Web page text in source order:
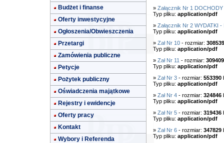
Budżet i finanse
Oferty inwestycyjne
Ogłoszenia/Obwieszczenia
Przetargi
Zamówienia publiczne
Petycje
Pożytek publiczny
Oświadczenia majątkowe
Rejestry i ewidencje
Oferty pracy
Kontakt
Wybory i Referenda
» Załącznik Nr 1
Typ pliku: application/pdf
» Załącznik Nr 2 WYDATKI
Typ pliku: application/pdf
» Zał Nr 10- rozmiar: 308539
Typ pliku: application/pdf
» Zał Nr 11 - rozmiar: 309409
Typ pliku: application/pdf
» Zał Nr 3 - rozmiar: 553390
Typ pliku: application/pdf
» Zał Nr 4- rozmiar: 324846
Typ pliku: application/pdf
» Zał Nr 5- rozmiar: 319436
Typ pliku: application/pdf
» Zał Nr 6- rozmiar: 347829
Typ pliku: application/pdf